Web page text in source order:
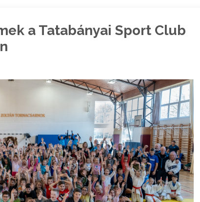
a Tatabányai Sport Club